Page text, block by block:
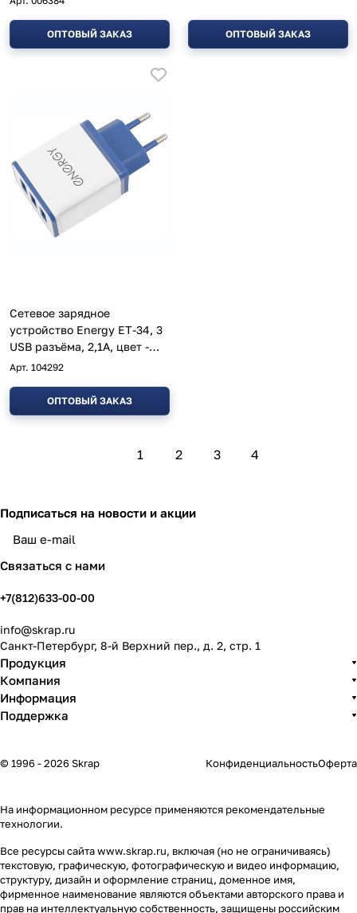
ОПТОВЫЙ ЗАКАЗ ОПТОВЫЙ ЗАКАЗ
Сетевое зарядное
устройство Energy ET-34, 3
USB разъёма, 2,1А, цвет -
белый
Арт. 104292
ОПТОВЫЙ ЗАКАЗ
1 2 3 4
Подписаться на новости и акции
Связаться с нами
+7(812)633-00-00
info@skrap.ru
Санкт-Петербург, 8-й Верхний пер., д. 2, стр. 1
Продукция
Компания
Информация
Поддержка
© 1996 - 2026 Skrap КонфиденциальностьОферта
На информационном ресурсе применяются рекомендательные
технологии.
Все ресурсы сайта www.skrap.ru, включая (но не ограничиваясь)
текстовую, графическую, фотографическую и видео информацию,
структуру, дизайн и оформление страниц, доменное имя,
фирменное наименование являются объектами авторского права и
прав на интеллектуальную собственность, защищены российским